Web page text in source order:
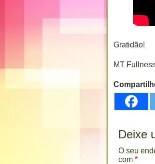
Gratidão!
MT
Deixe
O seu
com *